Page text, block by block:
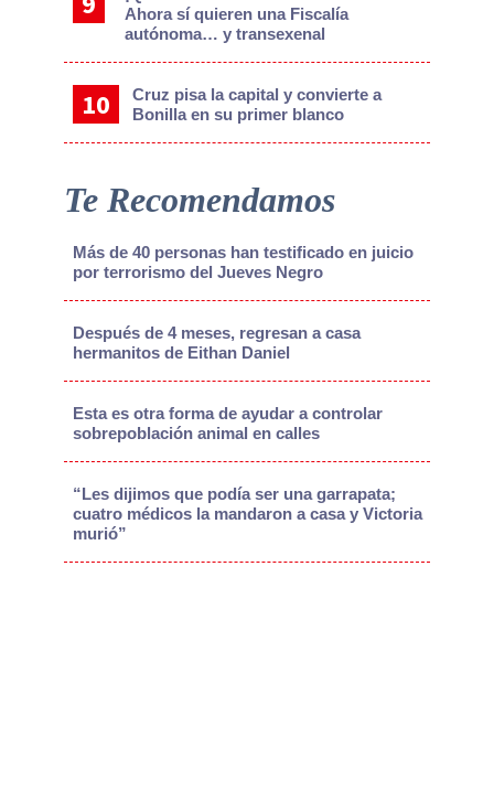
Ahora sí quieren una Fiscalía
autónoma… y transexenal
Cruz pisa la capital y convierte a
Bonilla en su primer blanco
Te Recomendamos
Más de 40 personas han testificado en juicio
por terrorismo del Jueves Negro
Después de 4 meses, regresan a casa
hermanitos de Eithan Daniel
Esta es otra forma de ayudar a controlar
sobrepoblación animal en calles
“Les dijimos que podía ser una garrapata;
cuatro médicos la mandaron a casa y Victoria
murió”